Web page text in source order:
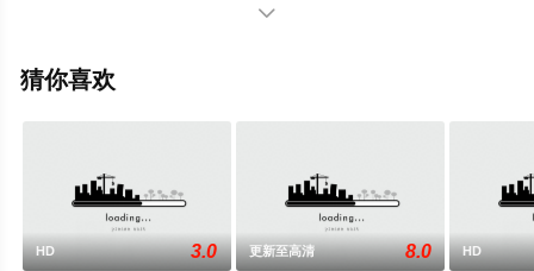
精彩演绎的中国大陆电影，手机免费观看高清未删减完整
电影、电视猫或剧情网等平台了解。

猜你喜欢
HD 3.0 更新至高清 8.0 HD